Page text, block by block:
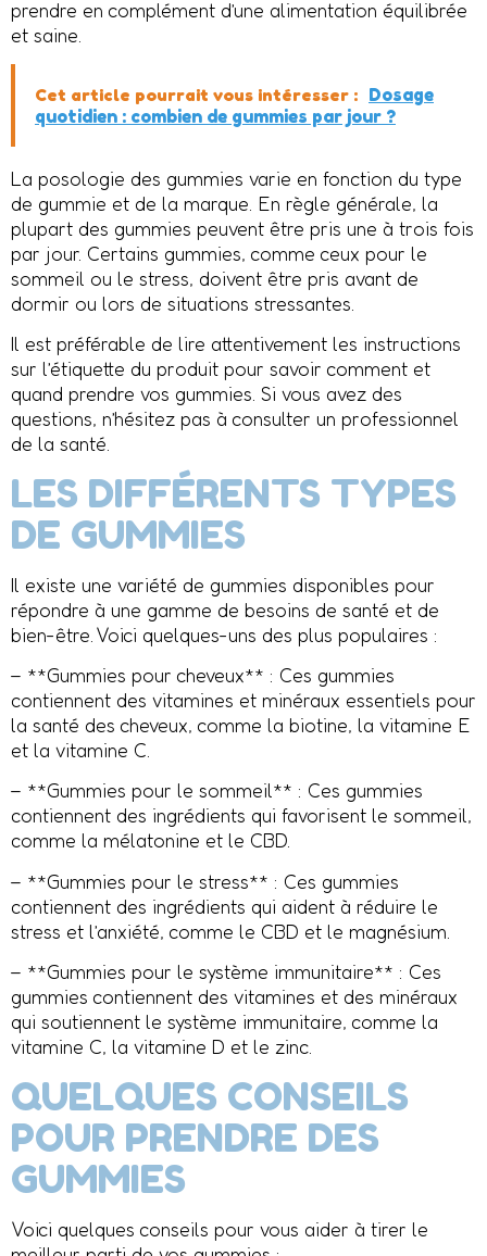
prendre en complément d’une alimentation équilibrée
et saine.
Cet article pourrait vous intéresser : Dosage
quotidien : combien de gummies par jour ?
La posologie des gummies varie en fonction du type
de gummie et de la marque. En règle générale, la
plupart des gummies peuvent être pris une à trois fois
par jour. Certains gummies, comme ceux pour le
sommeil ou le stress, doivent être pris avant de
dormir ou lors de situations stressantes.
Il est préférable de lire attentivement les instructions
sur l’étiquette du produit pour savoir comment et
quand prendre vos gummies. Si vous avez des
questions, n’hésitez pas à consulter un professionnel
de la santé.
LES DIFFÉRENTS TYPES
DE GUMMIES
Il existe une variété de gummies disponibles pour
répondre à une gamme de besoins de santé et de
bien-être. Voici quelques-uns des plus populaires :
– **Gummies pour cheveux** : Ces gummies
contiennent des vitamines et minéraux essentiels pour
la santé des cheveux, comme la biotine, la vitamine E
et la vitamine C.
– **Gummies pour le sommeil** : Ces gummies
contiennent des ingrédients qui favorisent le sommeil,
comme la mélatonine et le CBD.
– **Gummies pour le stress** : Ces gummies
contiennent des ingrédients qui aident à réduire le
stress et l’anxiété, comme le CBD et le magnésium.
– **Gummies pour le système immunitaire** : Ces
gummies contiennent des vitamines et des minéraux
qui soutiennent le système immunitaire, comme la
vitamine C, la vitamine D et le zinc.
QUELQUES CONSEILS
POUR PRENDRE DES
GUMMIES
Voici quelques conseils pour vous aider à tirer le